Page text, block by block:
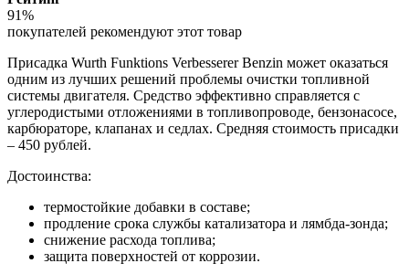
91%
покупателей рекомендуют этот товар
Присадка Wurth Funktions Verbesserer Benzin может оказаться
одним из лучших решений проблемы очистки топливной
системы двигателя. Средство эффективно справляется с
углеродистыми отложениями в топливопроводе, бензонасосе,
карбюраторе, клапанах и седлах. Средняя стоимость присадки
– 450 рублей.
Достоинства:
термостойкие добавки в составе;
продление срока службы катализатора и лямбда-зонда;
снижение расхода топлива;
защита поверхностей от коррозии.